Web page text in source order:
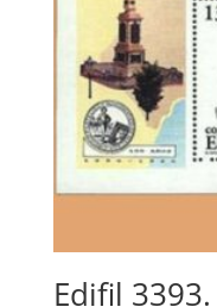
Edifil 3393.